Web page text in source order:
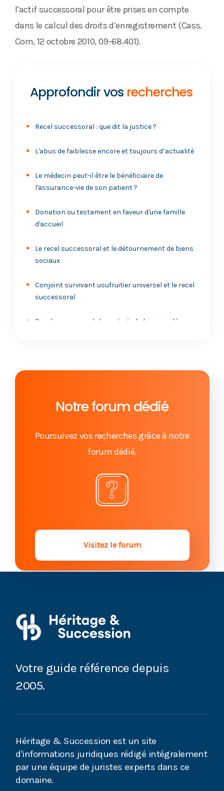
l’actif successoral pour être prises en compte
dans le calcul des droits d’enregistrement (Cass.
Com, 12 octobre 2010, 09-68.401).
Approfondir vos recherches
Recel successoral : que dit la justice ?
L'abus de faiblesse encore et toujours d’actualité
Le médecin peut-il être le bénéficiaire de
l'assurance-vie de son patient ?
Donation ou testament en faveur d'une famille
d'accueil
Le recel successoral et le détournement de biens
sociaux
Conjoint survivant usufruitier universel et le recel
successoral
Recel successoral : le partage du bien recelé
bancaire par un héritier
Recel successoral d'un héritier et privation des
Annulation d'un testament ou d'une donation pour
Acte de notoriété et dissimulation d'héritier : c'est
du recel successoral !
détournement de succession ?
Détournement des biens par l’un des époux :
Insanité d’esprit : remettre en cause un testament
grâce au référé-experimentéise
On me soupçonne d’un détournement d’héritage :
que faire ?
Accusé d’abus de faiblesse ou de détournement
Notre forum dédié
Poursuivez vos recherches grâce à notre
forum dédié.
Visitez le forum
Votre guide référence depuis
2005.
Héritage & Succession est un site
d'informations juridiques rédigé intégralement
par une équipe de juristes experts dans ce
domaine.